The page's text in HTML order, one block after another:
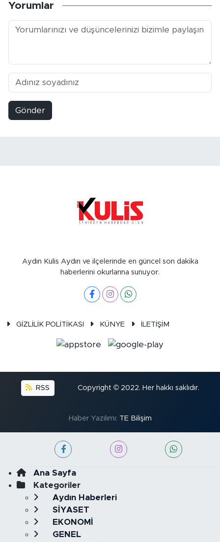
Yorumlar
Gönder
Aydın Kulis Aydın ve ilçelerinde en güncel son dakika
haberlerini okurlarına sunuyor.
GİZLİLİK POLİTİKASI KÜNYE İLETİŞİM
RSS Copyright © 2022. Her hakkı saklıdır.
Haber Yazılımı: TE Bilişim
Ana Sayfa
Kategoriler
Aydın Haberleri
SİYASET
EKONOMİ
GENEL